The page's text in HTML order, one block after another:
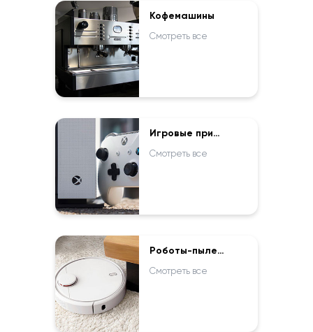
Кофемашины
Смотреть все
Игровые приставки
Смотреть все
Роботы-пылесосы
Смотреть все